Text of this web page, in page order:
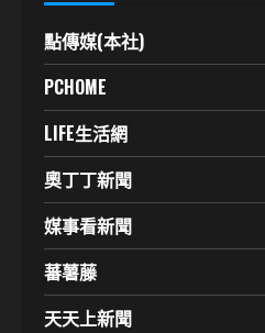
點傳媒(本社)
PCHOME
LIFE生活網
奧丁丁新聞
媒事看新聞
蕃薯藤
天天上新聞